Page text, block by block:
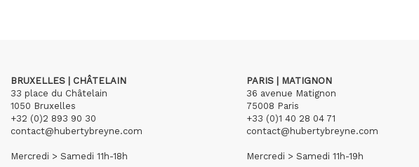
BRUXELLES | CHÂTELAIN
33 place du Châtelain
1050 Bruxelles
+32 (0)2 893 90 30
contact@hubertybreyne.com
Mercredi > Samedi 11h-18h
PARIS | MATIGNON
36 avenue Matignon
75008 Paris
+33 (0)1 40 28 04 71
contact@hubertybreyne.com
Mercredi > Samedi 11h-19h